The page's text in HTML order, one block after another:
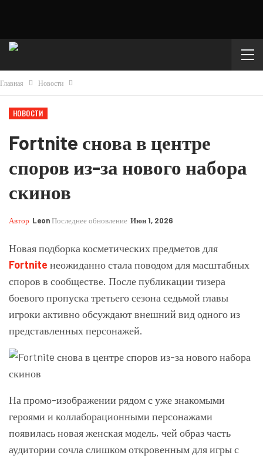
Главная Новости
НОВОСТИ
Fortnite снова в центре
споров из-за нового набора
скинов
Автор LeonПоследнее обновление Июн 1, 2026
Новая подборка косметических предметов для
Fortnite неожиданно стала поводом для масштабных
споров в сообществе. После публикации тизера
боевого пропуска третьего сезона седьмой главы
игроки активно обсуждают внешний вид одного из
представленных персонажей.
На промо-изображении рядом с уже знакомыми
героями и коллаборационными персонажами
появилась новая женская модель, чей образ часть
аудитории сочла слишком откровенным для игры с